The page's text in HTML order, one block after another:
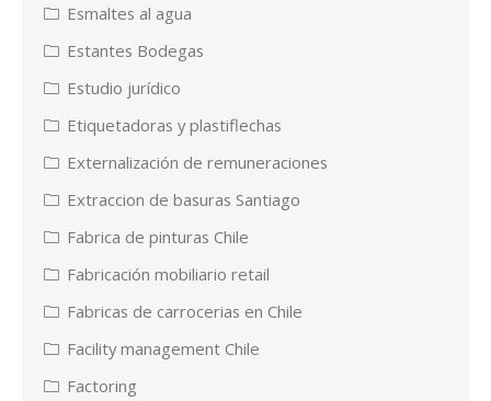
Esmaltes al agua
Estantes Bodegas
Estudio jurídico
Etiquetadoras y plastiflechas
Externalización de remuneraciones
Extraccion de basuras Santiago
Fabrica de pinturas Chile
Fabricación mobiliario retail
Fabricas de carrocerias en Chile
Facility management Chile
Factoring